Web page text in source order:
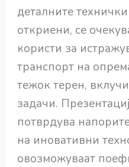
деталните
откриени, се
користи за
транспорт на
тежок терен,
задачи.
потврдува
на иновативни
овозможуваат